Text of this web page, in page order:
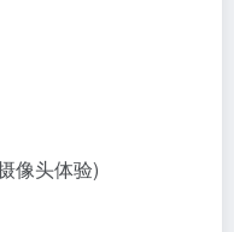
像头体验)